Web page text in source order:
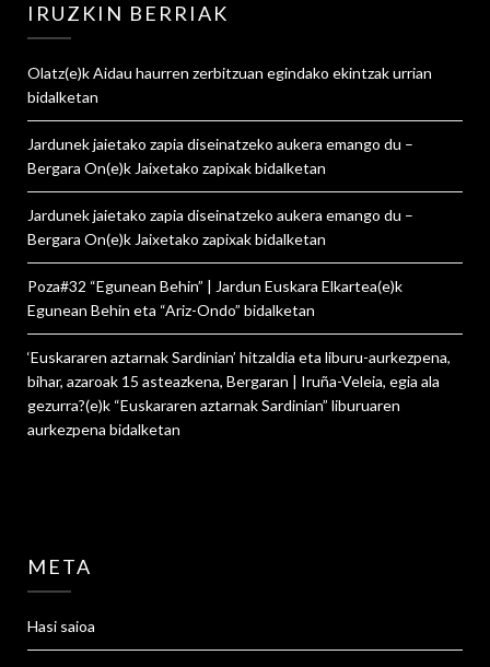
IRUZKIN BERRIAK
Olatz(e)kAidau haurren zerbitzuan egindako ekintzak urrian
bidalketan
Jardunek jaietako zapia diseinatzeko aukera emango du –
Bergara On(e)k Jaixetako zapixakbidalketan
Jardunek jaietako zapia diseinatzeko aukera emango du –
Bergara On(e)k Jaixetako zapixakbidalketan
Poza#32 “Egunean Behin” | Jardun Euskara Elkartea(e)k
Egunean Behin eta “Ariz-Ondo” bidalketan
‘Euskararen aztarnak Sardinian’ hitzaldia eta liburu-aurkezpena,
bihar, azaroak 15 asteazkena, Bergaran | Iruña-Veleia, egia ala
gezurra?(e)k “Euskararen aztarnak Sardinian” liburuaren
aurkezpena bidalketan
META
Hasi saioa